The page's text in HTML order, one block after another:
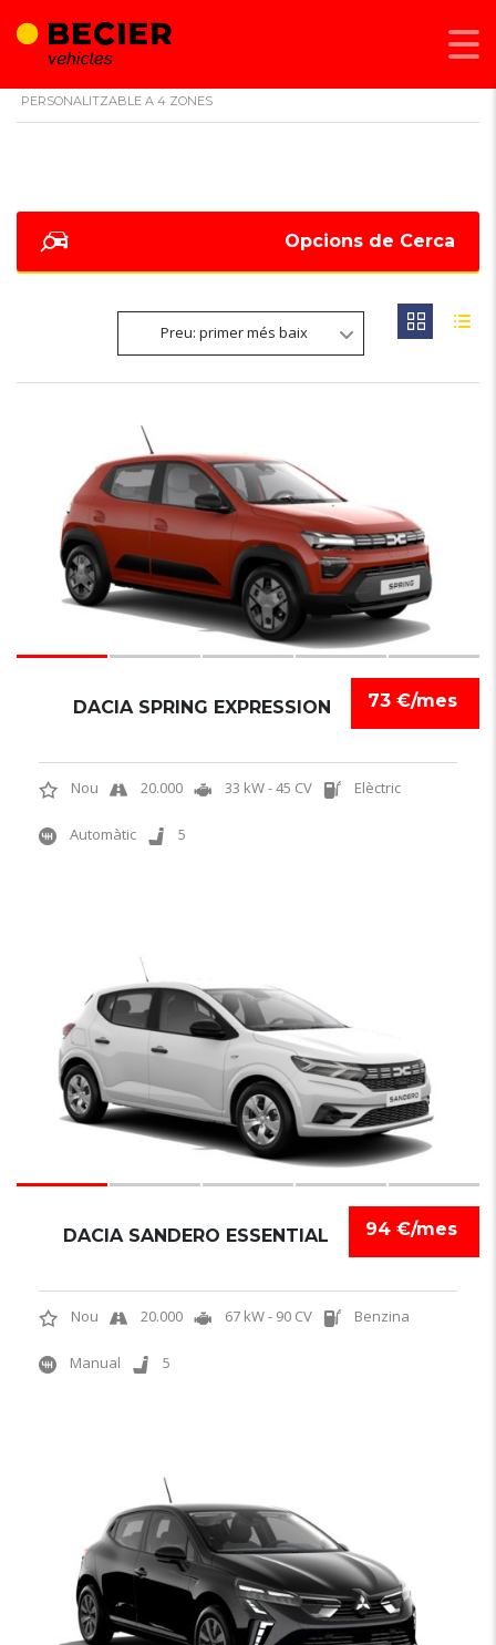
PERSONALITZABLE A 4 ZONES
Opcions de Cerca
Preu: primer més baix
73 €/mes
DACIA SPRING EXPRESSION
Nou 20.000 33 kW - 45 CV Elèctric
Automàtic 5
94 €/mes
DACIA SANDERO ESSENTIAL
Nou 20.000 67 kW - 90 CV Benzina
Manual 5